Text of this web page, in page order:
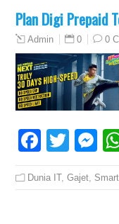
Plan Digi Prepaid
Admin 0 0
Dunia IT,Gajet